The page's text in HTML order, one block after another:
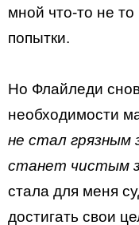
мной что-то не
попытки.
Но Флайледи
необходимости
не стал грязным
станет чистым
стала для меня
достигать свои